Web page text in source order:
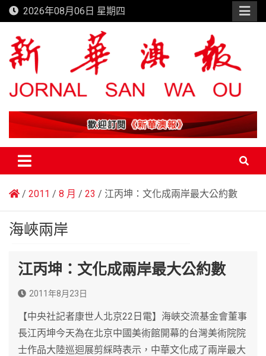
Skip
to
content
2026年08月06日 星期四
新華澳報
2011 8 月 23 江丙坤：文化成兩岸最大公約數
海峽兩岸
江丙坤：文化成兩岸最大公約數
2011年8月23日
【中央社記者康世人北京22日電】海峽交流基金會董事
長江丙坤今天為在北京中國美術館開幕的台灣美術院院
士作品大陸巡迴展剪綵時表示，中華文化成了兩岸最大